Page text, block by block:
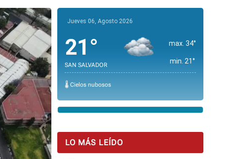
Jueves 06, Agosto 2026
21°
SAN SALVADOR
max. 34°
min. 21°
🌡️ Cielos nubosos
LO MÁS LEÍDO